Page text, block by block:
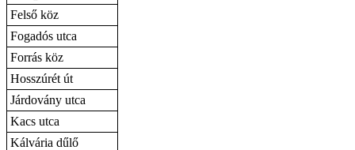
Felső köz
Fogadós utca
Forrás köz
Hosszúrét út
Járdovány utca
Kacs utca
Kálvária dűlő